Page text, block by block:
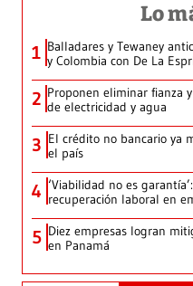
Lo
1 Balladares y Tewaney
y Colombia con De La
2 Proponen eliminar fianza
de electricidad y agua
3 El crédito no bancario ya
el país
4 ‘Viabilidad no es
recuperación laboral en
5 Diez empresas logran
en Panamá